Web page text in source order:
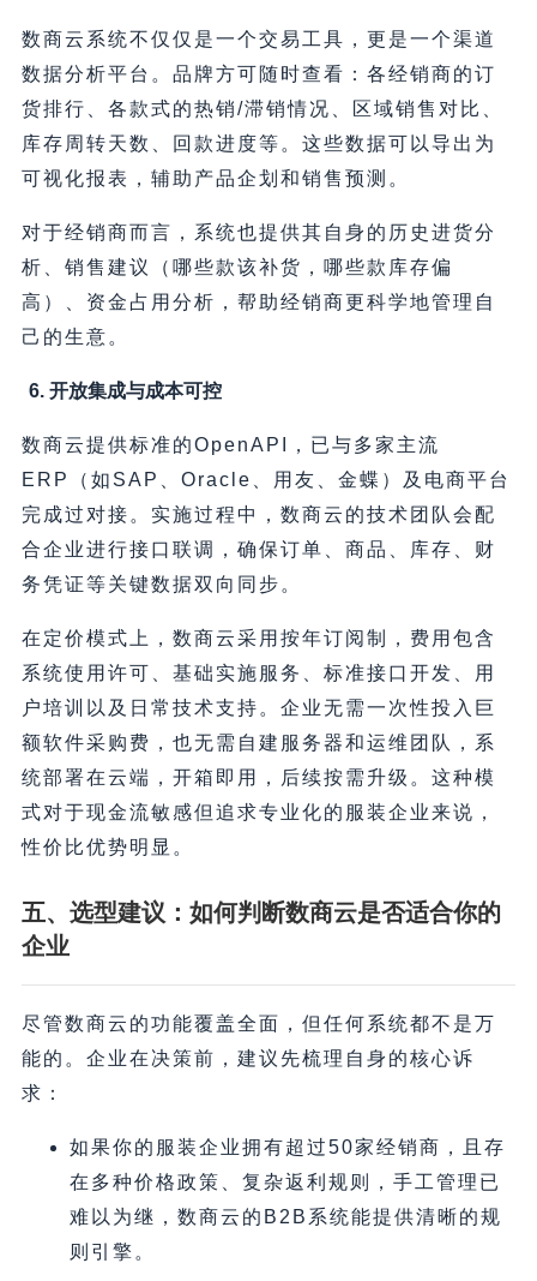
数商云系统不仅仅是一个交易工具，更是一个渠道
数据分析平台。品牌方可随时查看：各经销商的订
货排行、各款式的热销/滞销情况、区域销售对比、
库存周转天数、回款进度等。这些数据可以导出为
可视化报表，辅助产品企划和销售预测。
对于经销商而言，系统也提供其自身的历史进货分
析、销售建议（哪些款该补货，哪些款库存偏
高）、资金占用分析，帮助经销商更科学地管理自
己的生意。
6. 开放集成与成本可控
数商云提供标准的OpenAPI，已与多家主流
ERP（如SAP、Oracle、用友、金蝶）及电商平台
完成过对接。实施过程中，数商云的技术团队会配
合企业进行接口联调，确保订单、商品、库存、财
务凭证等关键数据双向同步。
在定价模式上，数商云采用按年订阅制，费用包含
系统使用许可、基础实施服务、标准接口开发、用
户培训以及日常技术支持。企业无需一次性投入巨
额软件采购费，也无需自建服务器和运维团队，系
统部署在云端，开箱即用，后续按需升级。这种模
式对于现金流敏感但追求专业化的服装企业来说，
性价比优势明显。
五、选型建议：如何判断数商云是否适合你的
企业
尽管数商云的功能覆盖全面，但任何系统都不是万
能的。企业在决策前，建议先梳理自身的核心诉
求：
如果你的服装企业拥有超过50家经销商，且存
在多种价格政策、复杂返利规则，手工管理已
难以为继，数商云的B2B系统能提供清晰的规
则引擎。